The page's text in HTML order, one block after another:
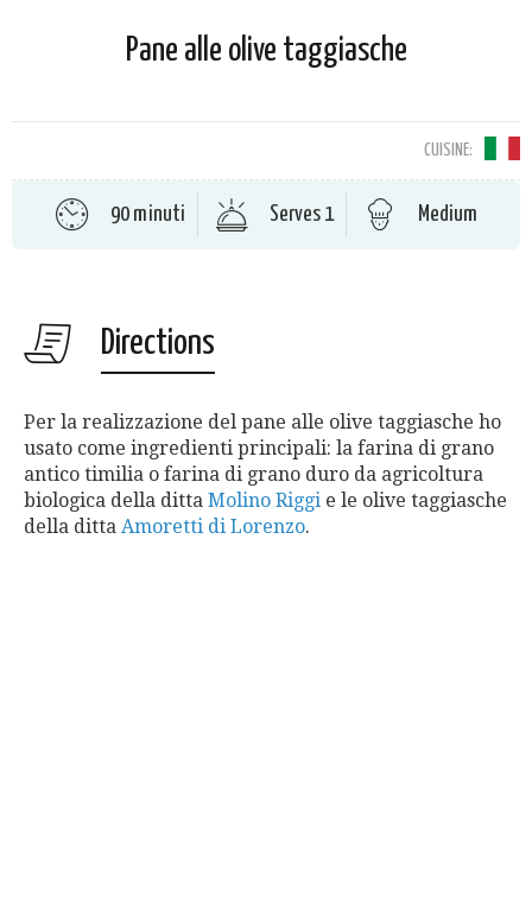
Pane alle olive taggiasche
CUISINE:
90 minuti Serves 1 Medium
Directions
Per la realizzazione del pane alle olive taggiasche ho
usato come ingredienti principali: la farina di grano
antico timilia o farina di grano duro da agricoltura
biologica della ditta Molino Riggi e le olive taggiasche
della ditta Amoretti di Lorenzo.